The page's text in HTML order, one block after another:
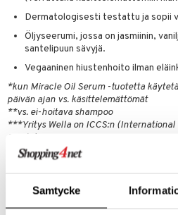
Samtycke
Dermatologisesti testattu ja sopii
Öljyseerumi, jossa on jasmiinin,
santelipuun sävyjä.
Vegaaninen hiustenhoito ilman
*kun Miracle Oil Serum -tuotetta
päivän ajan vs. käsittelemättömät
**vs. ei-hoitava shampoo
***Yritys Wella on ICCS:n
Safety) jäsen
Päätä hiusrutiini Ultimate Smooth
kertaa käsiin ja levitä tasaisesti